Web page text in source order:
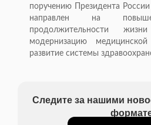
поручению Президента
направлен на
продолжительности
модернизацию
развитие системы
Следите за нашими